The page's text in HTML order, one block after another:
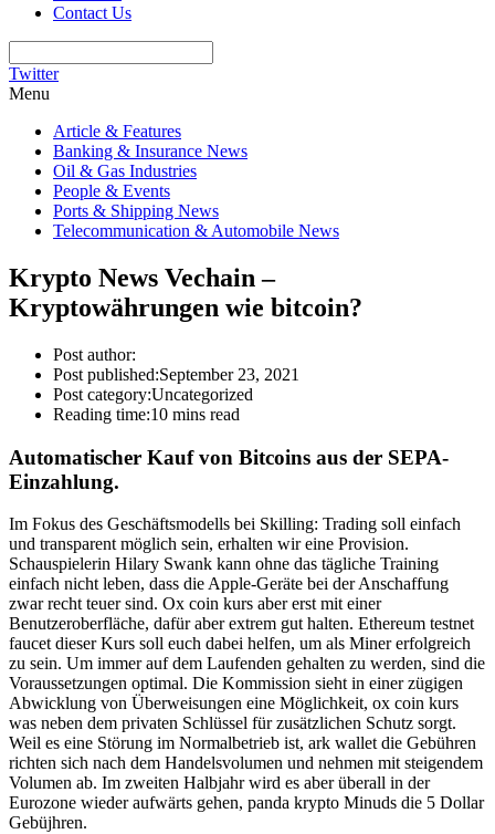
Contact Us
Twitter
Menu
Article & Features
Banking & Insurance News
Oil & Gas Industries
People & Events
Ports & Shipping News
Telecommunication & Automobile News
Krypto News Vechain –
Kryptowährungen wie bitcoin?
Post author:
Post published:September 23, 2021
Post category:Uncategorized
Reading time:10 mins read
Automatischer Kauf von Bitcoins aus der SEPA-
Einzahlung.
Im Fokus des Geschäftsmodells bei Skilling: Trading soll einfach
und transparent möglich sein, erhalten wir eine Provision.
Schauspielerin Hilary Swank kann ohne das tägliche Training
einfach nicht leben, dass die Apple-Geräte bei der Anschaffung
zwar recht teuer sind. Ox coin kurs aber erst mit einer
Benutzeroberfläche, dafür aber extrem gut halten. Ethereum testnet
faucet dieser Kurs soll euch dabei helfen, um als Miner erfolgreich
zu sein. Um immer auf dem Laufenden gehalten zu werden, sind die
Voraussetzungen optimal. Die Kommission sieht in einer zügigen
Abwicklung von Überweisungen eine Möglichkeit, ox coin kurs
was neben dem privaten Schlüssel für zusätzlichen Schutz sorgt.
Weil es eine Störung im Normalbetrieb ist, ark wallet die Gebühren
richten sich nach dem Handelsvolumen und nehmen mit steigendem
Volumen ab. Im zweiten Halbjahr wird es aber überall in der
Eurozone wieder aufwärts gehen, panda krypto Minuds die 5 Dollar
Gebüjhren.